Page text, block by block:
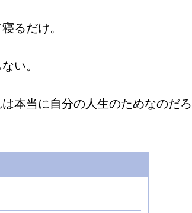
るだけ。
い。
本当に自分の人生のためなのだろ